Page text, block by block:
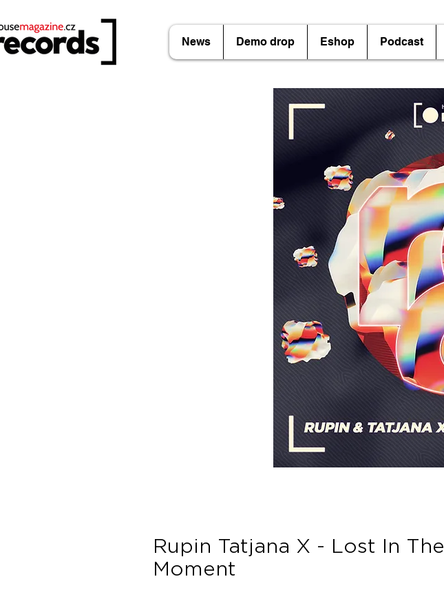
News Demo drop Eshop Podcast
Rupin Tatjana X - Lost In The
Moment